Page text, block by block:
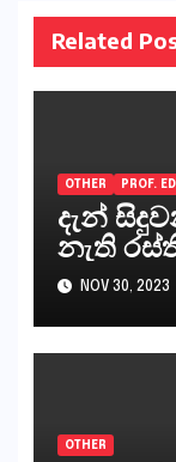
Related
OTHER PROF.
දැන්
නැති
NOV 30, 2023
OTHER